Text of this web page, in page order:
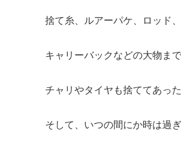
捨て糸、ルアーパケ、ロッド
キャリーバックなどの大物まで
チャリやタイヤも捨ててあっ
そして、いつの間にか時は過